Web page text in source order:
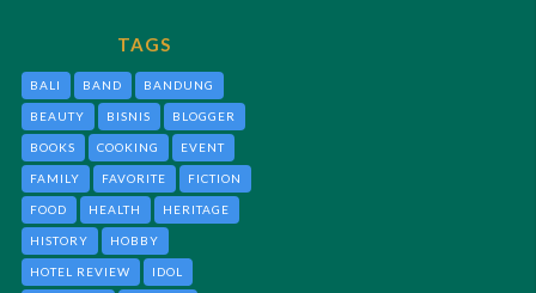
TAGS
BALI BAND BANDUNG
BEAUTY BISNIS BLOGGER
BOOKS COOKING EVENT
FAMILY FAVORITE FICTION
FOOD HEALTH HERITAGE
HISTORY HOBBY
HOTEL REVIEW IDOL